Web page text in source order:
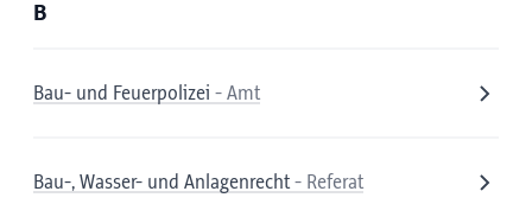
B
Bau- und Feuerpolizei - Amt
Bau-, Wasser- und Anlagenrecht- Referat